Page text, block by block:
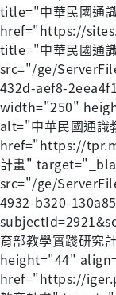
title="中華民國通
href="https://
title="中華民國通
src="/ge/
432d-aef8-
width="250"
alt="中華民國
href="https://
計畫"
src="/ge/
4932-b320-
育部教學實踐研究
height="44"
href="https://